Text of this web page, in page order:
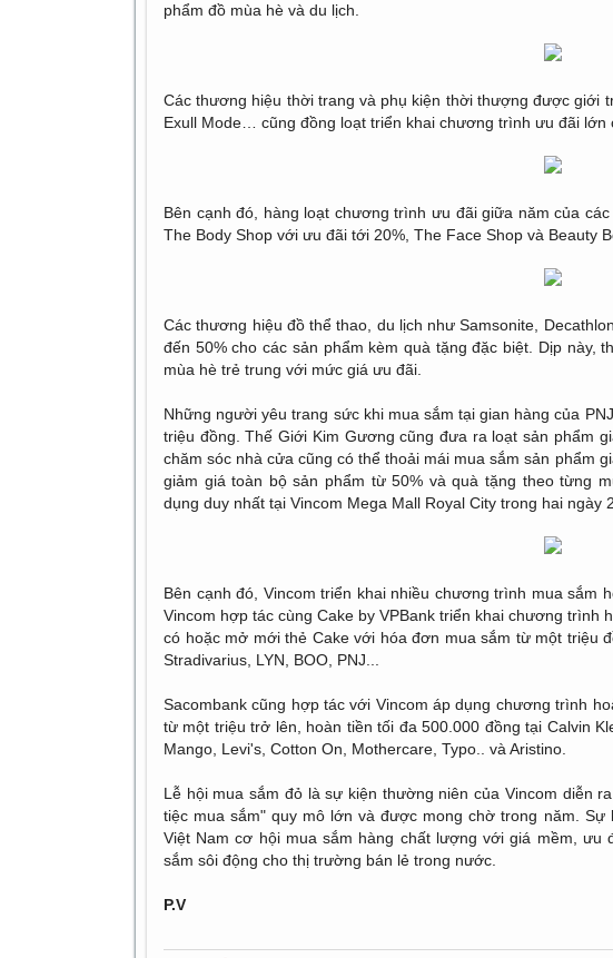
phẩm đồ mùa hè và du lịch.
Các thương hiệu thời trang và phụ kiện thời thượng được giới
Exull Mode… cũng đồng loạt triển khai chương trình ưu đãi lớn
Bên cạnh đó, hàng loạt chương trình ưu đãi giữa năm của
The Body Shop với ưu đãi tới 20%, The Face Shop và Beauty
Các thương hiệu đồ thể thao, du lịch như Samsonite,
đến 50% cho các sản phẩm kèm quà tặng đặc biệt. Dịp này,
mùa hè trẻ trung với mức giá ưu đãi.
Những người yêu trang sức khi mua sắm tại gian hàng của
triệu đồng. Thế Giới Kim Gương cũng đưa ra loạt sản phẩm
chăm sóc nhà cửa cũng có thể thoải mái mua sắm sản phẩm
giảm giá toàn bộ sản phẩm từ 50% và quà tặng theo từng
dụng duy nhất tại Vincom Mega Mall Royal City trong hai ngày
Bên cạnh đó, Vincom triển khai nhiều chương trình mua sắm
Vincom hợp tác cùng Cake by VPBank triển khai chương trình
có hoặc mở mới thẻ Cake với hóa đơn mua sắm từ một triệu
Stradivarius, LYN, BOO, PNJ...
Sacombank cũng hợp tác với Vincom áp dụng chương trình
từ một triệu trở lên, hoàn tiền tối đa 500.000 đồng tại Calvin
Mango, Levi's, Cotton On, Mothercare, Typo.. và Aristino.
Lễ hội mua sắm đỏ là sự kiện thường niên của Vincom diễn
tiệc mua sắm" quy mô lớn và được mong chờ trong năm.
Việt Nam cơ hội mua sắm hàng chất lượng với giá mềm, ưu
sắm sôi động cho thị trường bán lẻ trong nước.
P.V